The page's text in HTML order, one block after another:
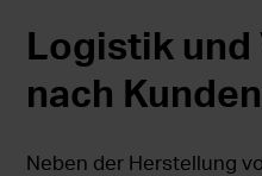
Logistik und
nach
Neben der Herstellung